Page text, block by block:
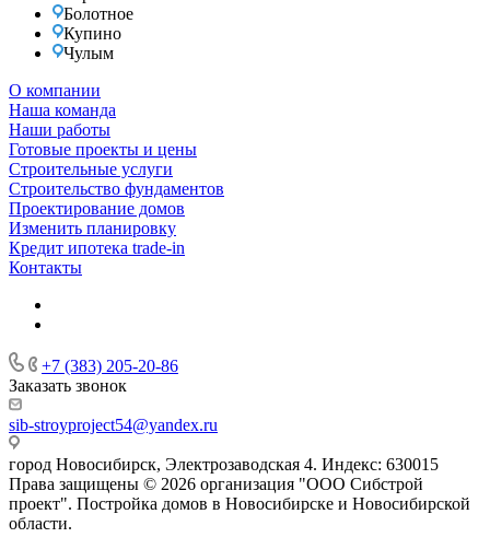
Болотное
Купино
Чулым
О компании
Наша команда
Наши работы
Готовые проекты и цены
Строительные услуги
Строительство фундаментов
Проектирование домов
Изменить планировку
Кредит ипотека trade-in
Контакты
+7 (383) 205-20-86
Заказать звонок
sib-stroyproject54@yandex.ru
город Новосибирск, Электрозаводская 4. Индекс: 630015
Права защищены © 2026 организация "ООО Сибстрой
проект". Постройка домов в Новосибирске и Новосибирской
области.